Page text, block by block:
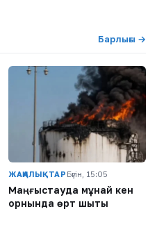
Барлығы →
ЖАҢАЛЫҚТАР Бүгін, 15:05
Маңғыстауда мұнай кен
орнында өрт шықты